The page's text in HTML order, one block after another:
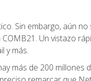
Sin embargo, aún
Un vistazo
y más.
más de 200 millones